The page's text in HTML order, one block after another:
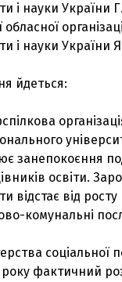
і науки України
обласної
і науки України
йдеться:
занепокоєння
освіти.
відстає від
комунальні
соціальної
року фактичний